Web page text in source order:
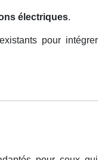
électriques.
pour intégrer